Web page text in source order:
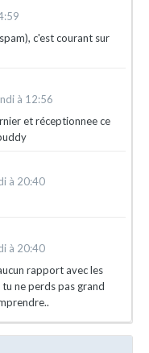
c'est courant sur
à 12:56
et réceptionnee ce
à 20:40
à 20:40
rapport avec les
ne perds pas grand